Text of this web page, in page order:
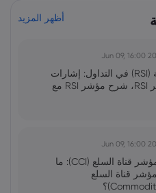
أظهر المزيد
2026
مؤشر القوة النسبية (RSI) في التداول: إشارات
الشراء والبيع لمؤشر RSI، شرح مؤشر RSI مع
2026
ما هي استراتيجية مؤشر قناة السلع (CCI): ما
قناة السلع